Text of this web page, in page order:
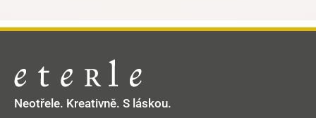
Neotřele. Kreativně. S láskou.